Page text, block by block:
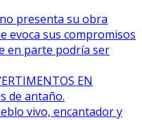
presenta su obra
evoca sus compromisos
en parte podría ser
EN
de antaño.
vivo, encantador y